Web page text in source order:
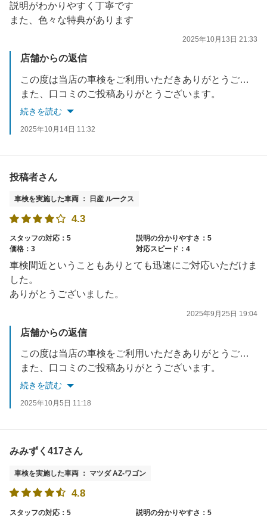
説明がわかりやすく丁寧です
また、色々な特典があります
2025年10月13日 21:33
店舗からの返信
この度は当店の車検をご利用いただきありがとうございました。
また、口コミのご投稿ありがとうございます。
有難いお言葉をいただき、スタッフ一同大変喜んでおります。
続きを読む
2025年10月14日 11:32
投稿者さん
車検を実施した車両 ： 日産 ルークス
4.3
スタッフの対応：5
説明の分かりやすさ：5
価格：3
対応スピード：4
車検間近ということもありとても迅速にご対応いただけま
した。
ありがとうございました。
2025年9月25日 19:04
店舗からの返信
この度は当店の車検をご利用いただきありがとうございました。
また、口コミのご投稿ありがとうございます。
続きを読む
2025年10月5日 11:18
みみずく417さん
車検を実施した車両 ： マツダ AZ-ワゴン
4.8
スタッフの対応：5
説明の分かりやすさ：5